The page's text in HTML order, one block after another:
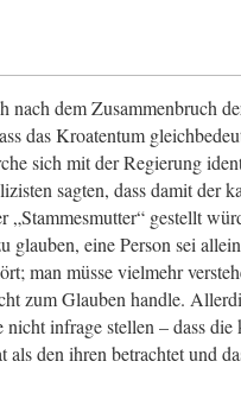
dem Zusammenbruch
das Kroatentum
sich mit der Regierung
sagten, dass damit der
gestellt
glauben, eine Person sei
man müsse vielmehr
zum Glauben handle.
infrage stellen – dass
den ihren betrachtet und